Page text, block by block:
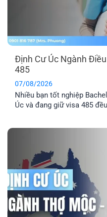
Định Cư Úc Ngành
485
07/08/2026
Nhiều bạn tốt nghiệp
Úc và đang giữ visa 485
tiên di trú, điểm EOI thực